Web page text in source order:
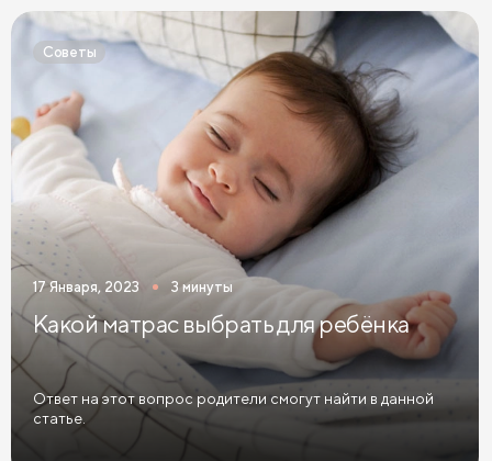
Детские матрасы 80х180 см
Детские матрасы 90х180 см
Детские матрасы 90х200 см
Детские матрасы из натурального латекса
Детские матрасы средней жесткости
Детские матрасы 60х120 Детские матрасы 70х160
Детские матрасы 80х160
Детские беспружинные матрасы
Детские кокосовые матрасы
Советы
17 Января, 2023 3 минуты
Какой матрас выбрать для ребёнка
Ответ на этот вопрос родители смогут найти в данной
статье.